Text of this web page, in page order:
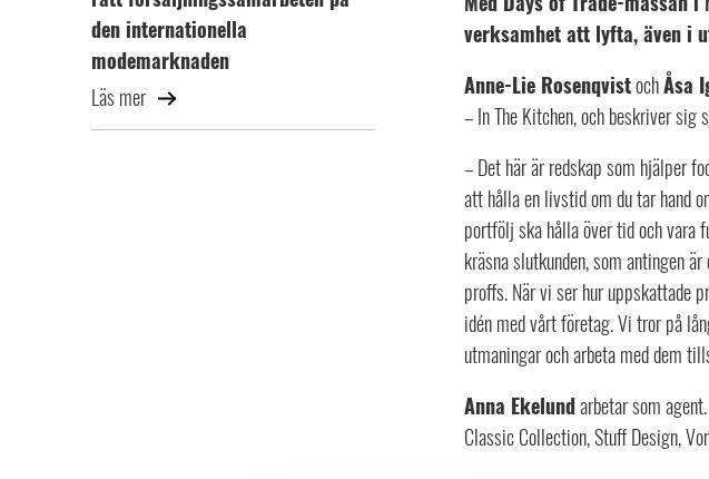
den internationella
modemarknaden
Läs mer
verksamhet att lyfta, även i
Anne-Lie RosenqvistochÅsa
– In The Kitchen, och beskriver sig
– Det här är redskap som hjälper
att hålla en livstid om du tar hand
portfölj ska hålla över tid och vara
kräsna slutkunden, som antingen
proffs. När vi ser hur uppskattade
idén med vårt företag. Vi tror på
utmaningar och arbeta med dem
Anna Ekelundarbetar som
Classic Collection, Stuff Design,